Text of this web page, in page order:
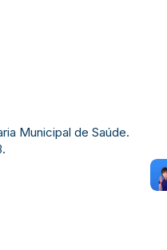
Municipal de Saúde.